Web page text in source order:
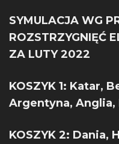
SYMULACJA WG
ROZSTRZYGNIĘĆ
ZA LUTY 2022
KOSZYK 1: Katar,
Argentyna, Anglia,
KOSZYK 2: Dania,